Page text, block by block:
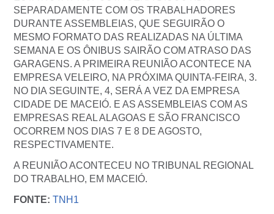
SEPARADAMENTE COM OS TRABALHADORES
DURANTE ASSEMBLEIAS, QUE SEGUIRÃO O
MESMO FORMATO DAS REALIZADAS NA ÚLTIMA
SEMANA E OS ÔNIBUS SAIRÃO COM ATRASO DAS
GARAGENS. A PRIMEIRA REUNIÃO ACONTECE NA
EMPRESA VELEIRO, NA PRÓXIMA QUINTA-FEIRA, 3.
NO DIA SEGUINTE, 4, SERÁ A VEZ DA EMPRESA
CIDADE DE MACEIÓ. E AS ASSEMBLEIAS COM AS
EMPRESAS REAL ALAGOAS E SÃO FRANCISCO
OCORREM NOS DIAS 7 E 8 DE AGOSTO,
RESPECTIVAMENTE.
A REUNIÃO ACONTECEU NO TRIBUNAL REGIONAL
DO TRABALHO, EM MACEIÓ.
FONTE: TNH1